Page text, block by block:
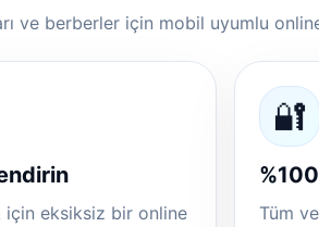
ve berberler için mobil uyumlu
için eksiksiz bir online
🔐
Tüm